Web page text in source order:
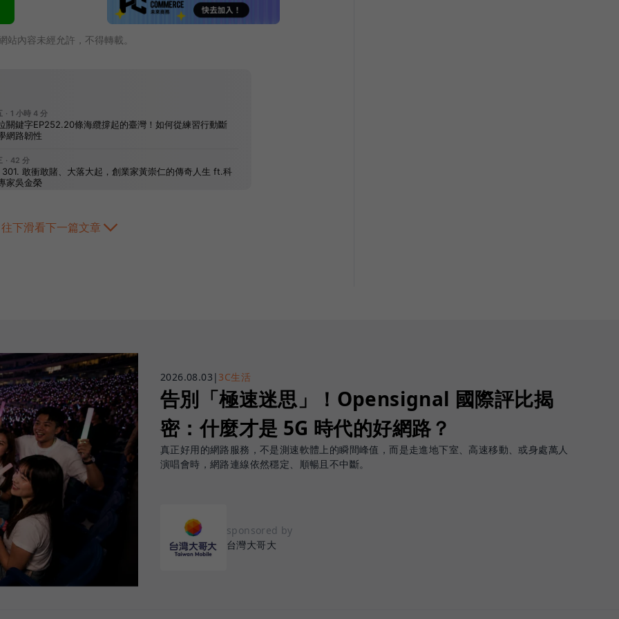
站內容未經允許，不得轉載。
往下滑看下一篇文章
2026.08.03 | 3C生活
告別「極速迷思」！Opensignal 國際評比揭
密：什麼才是 5G 時代的好網路？
真正好用的網路服務，不是測速軟體上的瞬間峰值，而是走進地下室、高速移動、或身處萬人
演唱會時，網路連線依然穩定、順暢且不中斷。
sponsored by
台灣大哥大